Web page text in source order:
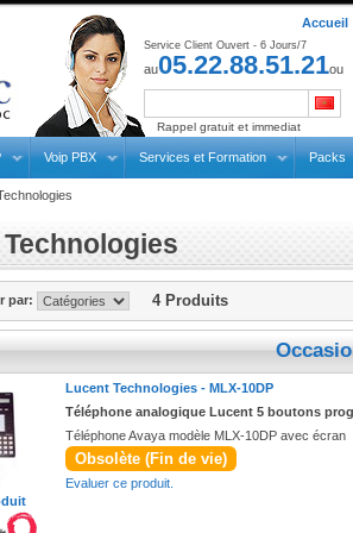
Accueil
Service Client Ouvert - 6 Jours/7
au05.22.88.51.21ou
Rappel gratuit et immediat
Voip PBX Services et Formation Packs
par: 4 Produits
Lucent Technologies - MLX-10DP
Téléphone analogique Lucent 5 boutons
Téléphone Avaya modèle MLX-10DP avec écran
Obsolète (Fin de vie)
Evaluer ce produit.